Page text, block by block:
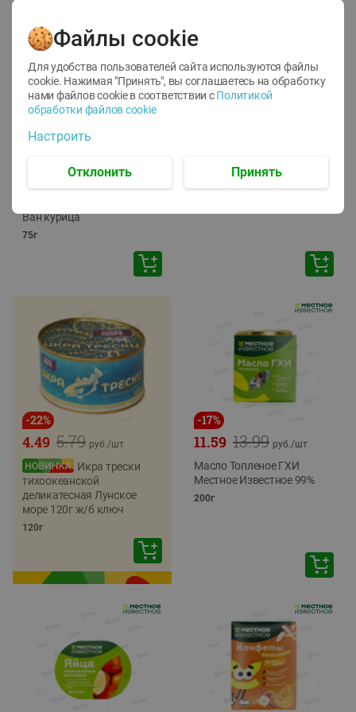
12
1.05 руб./
руб./шт
Корм влаж. для кош. с
Ван курица
75г
ТОФУ Vegetus ТВЕРДЫЙ
-22%
5.79
4.49 руб./шт
Икра трески
тихоокеанской
деликатесная Лунское
море 120г ж/б ключ
120г
-17%
13.99
11.59 руб./шт
Масло Топленое ГХИ
Местное Известное 99%
200г
Файлы cookie
Для удобства пользователей сайта используются файлы
cookie. Нажимая "Принять", вы соглашаетесь на обработку
нами файлов cookie в соответствии с Политикой
обработки файлов cookie
Настроить
Отклонить Принять